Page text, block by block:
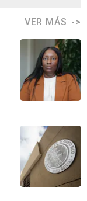
VER MÁS